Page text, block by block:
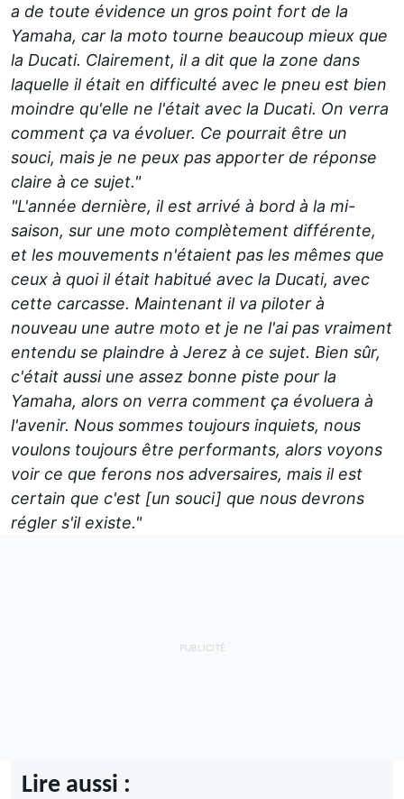
a de toute évidence un gros point fort de la
Yamaha, car la moto tourne beaucoup mieux que
la Ducati. Clairement, il a dit que la zone dans
laquelle il était en difficulté avec le pneu est bien
moindre qu'elle ne l'était avec la Ducati. On verra
comment ça va évoluer. Ce pourrait être un
souci, mais je ne peux pas apporter de réponse
claire à ce sujet."
"L'année dernière, il est arrivé à bord à la mi-
saison, sur une moto complètement différente,
et les mouvements n'étaient pas les mêmes que
ceux à quoi il était habitué avec la Ducati, avec
cette carcasse. Maintenant il va piloter à
nouveau une autre moto et je ne l'ai pas vraiment
entendu se plaindre à Jerez à ce sujet. Bien sûr,
c'était aussi une assez bonne piste pour la
Yamaha, alors on verra comment ça évoluera à
l'avenir. Nous sommes toujours inquiets, nous
voulons toujours être performants, alors voyons
voir ce que ferons nos adversaires, mais il est
certain que c'est [un souci] que nous devrons
régler s'il existe."
Lire aussi :